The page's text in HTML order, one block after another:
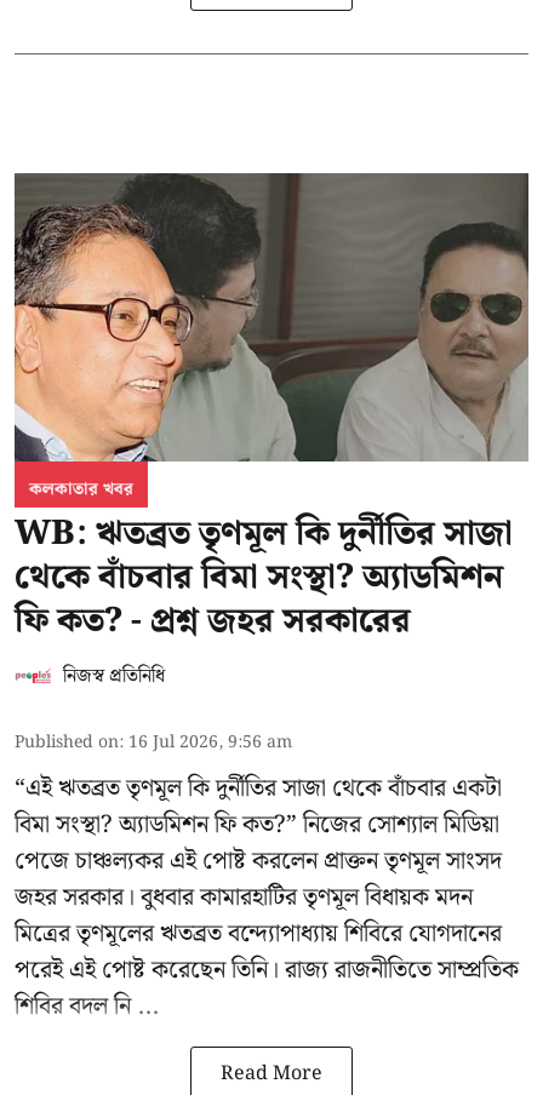
কলকাতার খবর
WB: ঋতব্রত তৃণমূল কি দুর্নীতির সাজা
থেকে বাঁচবার বিমা সংস্থা? অ্যাডমিশন
ফি কত? - প্রশ্ন জহর সরকারের
নিজস্ব প্রতিনিধি
Published on: 16 Jul 2026, 9:56 am
“এই ঋতব্রত তৃণমূল কি দুর্নীতির সাজা থেকে বাঁচবার একটা
বিমা সংস্থা? অ্যাডমিশন ফি কত?” নিজের সোশ্যাল মিডিয়া
পেজে চাঞ্চল্যকর এই পোষ্ট করলেন প্রাক্তন তৃণমূল সাংসদ
জহর সরকার। বুধবার কামারহাটির তৃণমূল বিধায়ক মদন
মিত্রেরতৃণমূলের ঋতব্রত বন্দ্যোপাধ্যায় শিবিরেযোগদানের
পরেই এই পোষ্ট করেছেন তিনি। রাজ্য রাজনীতিতে সাম্প্রতিক
শিবির বদল নি ...
Read More